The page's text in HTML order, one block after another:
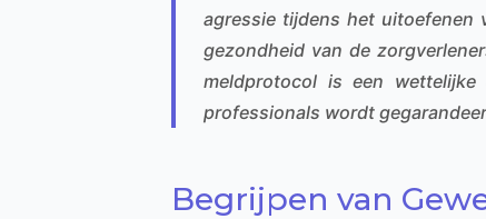
agressie tijdens het uitoefenen
gezondheid van de
meldprotocol is een
professionals wordt
Begrijpen van